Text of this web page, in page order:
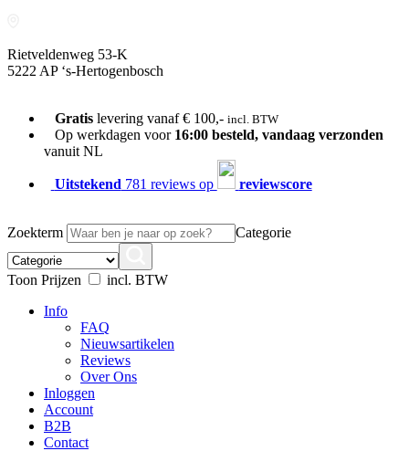
Rietveldenweg 53-K
5222 AP ‘s-Hertogenbosch
Gratislevering vanaf € 100,- incl. BTW
Op werkdagen voor 16:00 besteld, vandaag verzonden
vanuit NL
Uitstekend 781 reviews op reviewscore
Zoekterm Categorie
Toon Prijzen
incl. BTW
Info
FAQ
Nieuwsartikelen
Reviews
Over Ons
Inloggen
Account
B2B
Contact